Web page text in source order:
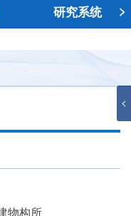
研究系统 >
<
物构所